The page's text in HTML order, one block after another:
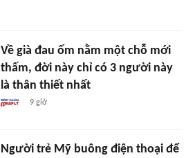
Về già đau ốm nằm một chỗ mới
thấm, đời này chỉ có 3 người này
là thân thiết nhất
9 giờ
Người trẻ Mỹ buông điện thoại để